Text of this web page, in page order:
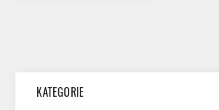
KATEGORIE